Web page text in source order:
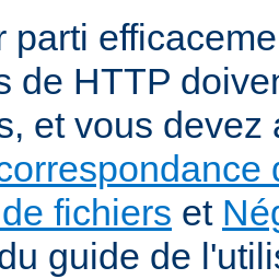
parti
de HTTP
et vous devez
fichiers et
guide de